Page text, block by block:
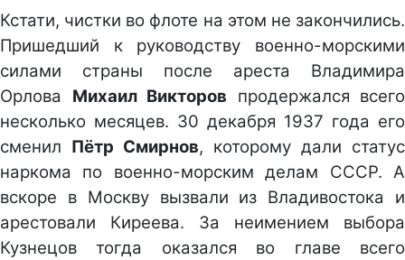
Кстати, чистки во флоте на этом не закончились.
Пришедший к руководству военно-морскими
силами страны после ареста Владимира
Орлова Михаил Викторов продержался всего
несколько месяцев. 30 декабря 1937 года его
сменил Пётр Смирнов, которому дали статус
наркома по военно-морским делам СССР. А
вскоре в Москву вызвали из Владивостока и
арестовали Киреева. За неимением выбора
Кузнецов тогда оказался во главе всего